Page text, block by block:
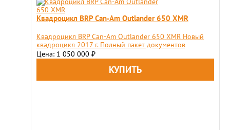
Квадроцикл BRP Can-Am Outlander 650 XMR
Квадроцикл BRP Can-Am Outlander 650 XMR Новый
квадроцикл 2017 г. Полный пакет документов
Цена: 1 050 000 ₽